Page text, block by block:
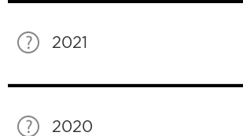
2021
2020